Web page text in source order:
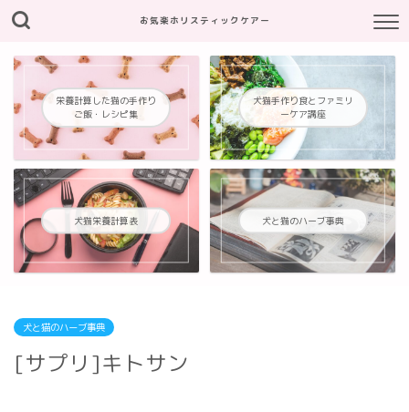
お気楽ホリスティックケアー
栄養計算した猫の手作り
ご飯・レシピ集
犬猫手作り食とファミリ
ーケア講座
犬猫栄養計算表 犬と猫のハーブ事典
犬と猫のハーブ事典
[サプリ]キトサン